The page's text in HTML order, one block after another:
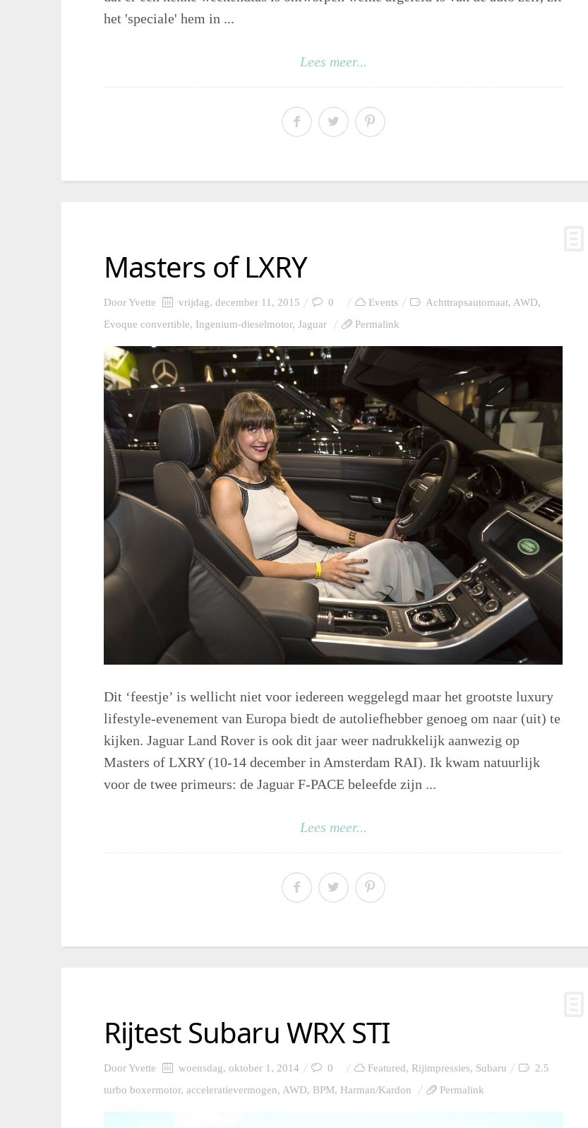
het 'speciale' hem in ...
Lees meer...
Masters of LXRY
DoorYvette vrijdag, december 11, 2015 0 Events Achttrapsautomaat, AWD,
Evoque convertible, Ingenium-dieselmotor, Jaguar Permalink
Dit ‘feestje’ is wellicht niet voor iedereen weggelegd maar het grootste luxury
lifestyle-evenement van Europa biedt de autoliefhebber genoeg om naar (uit) te
kijken. Jaguar Land Rover is ook dit jaar weer nadrukkelijk aanwezig op
Masters of LXRY (10-14 december in Amsterdam RAI). Ik kwam natuurlijk
voor de twee primeurs: de Jaguar F-PACE beleefde zijn ...
Lees meer...
Rijtest Subaru WRX STI
DoorYvette woensdag, oktober 1, 2014 0 Featured, Rijimpressies, Subaru
2.5
turbo boxermotor, acceleratievermogen, AWD, BPM, Harman/Kardon Permalink